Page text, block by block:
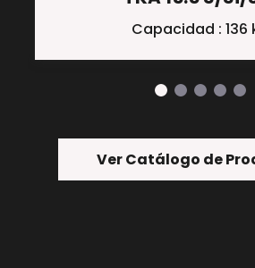
Capacidad : 136
Ver Catálogo de